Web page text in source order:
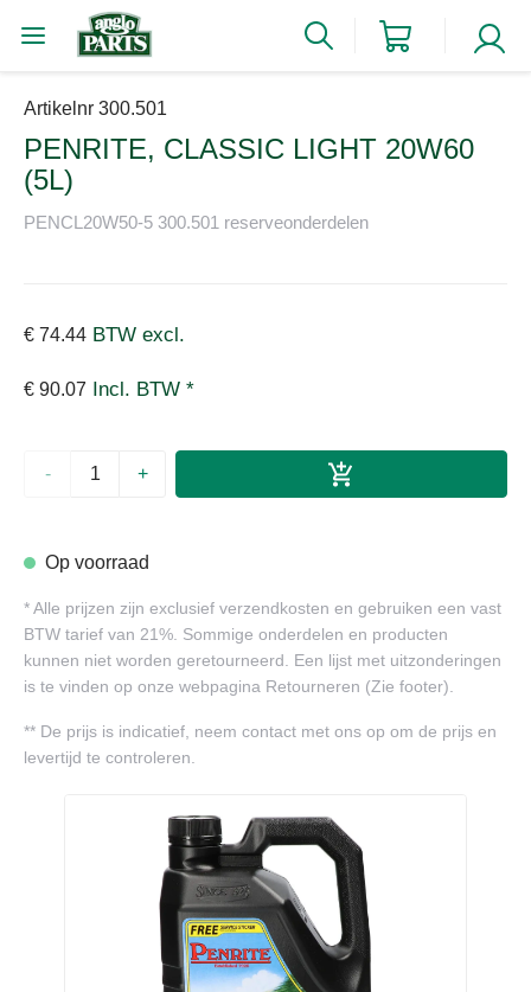
Artikelnr 300.501
PENRITE, CLASSIC LIGHT 20W60
(5L)
PENCL20W50-5 300.501 reserveonderdelen
€ 74.44 BTW excl.
€ 90.07 Incl. BTW *
- +
Op voorraad
*Alle prijzen zijn exclusief verzendkosten en gebruiken een vast
BTW tarief van 21%. Sommige onderdelen en producten
kunnen niet worden geretourneerd. Een lijst met uitzonderingen
is te vinden op onze webpagina Retourneren (Zie footer).
** De prijs is indicatief, neem contact met ons op om de prijs en
levertijd te controleren.